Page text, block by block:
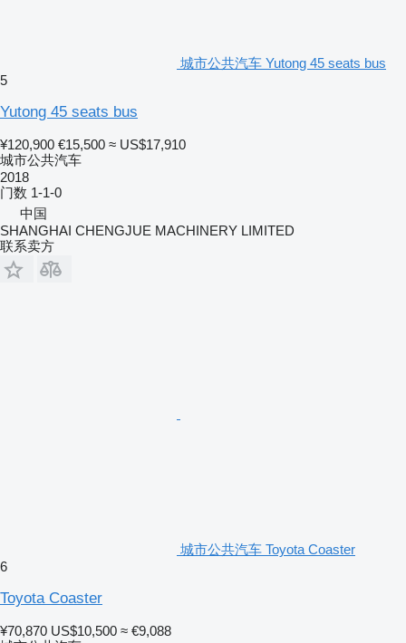
城市公共汽车 Yutong 45 seats bus
5
Yutong 45 seats bus
¥120,900 €15,500 ≈ US$17,910
城市公共汽车
2018
门数 1-1-0
中国
SHANGHAI CHENGJUE MACHINERY LIMITED
联系卖方
城市公共汽车 Toyota Coaster
6
Toyota Coaster
¥70,870 US$10,500 ≈ €9,088